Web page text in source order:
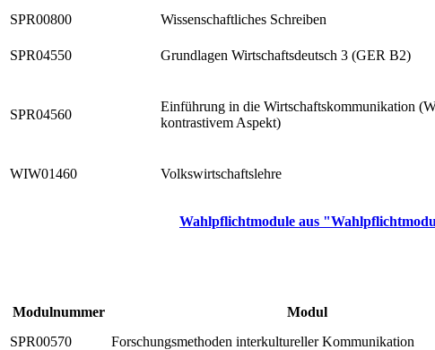
SPR00800 Wissenschaftliches Schreiben
SPR04550 Grundlagen Wirtschaftsdeutsch 3 (GER B2)
SPR04560
Einführung in die Wirtschaftskommunikation
kontrastivem Aspekt)
WIW01460 Volkswirtschaftslehre
Wahlpflichtmodule aus
Modulnummer
Modul
SPR00570
Forschungsmethoden interkultureller Kommunikation